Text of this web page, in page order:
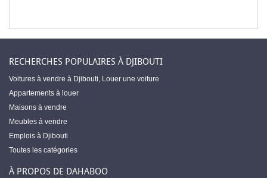
RECHERCHES POPULAIRES À DJIBOUTI
Voitures à vendre à Djibouti, Louer une voiture
Appartements à louer
Maisons à vendre
Meubles à vendre
Emplois à Djibouti
Toutes les catégories
À PROPOS DE DAHABOO